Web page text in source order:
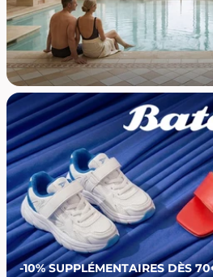
-10% SUPPLÉMENTAIRES DÈS